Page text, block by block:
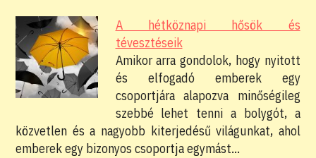
A hétköznapi hősök és
tévesztéseik
Amikor arra gondolok, hogy nyitott
és elfogadó emberek egy
csoportjára alapozva minőségileg
szebbé lehet tenni a bolygót, a
közvetlen és a nagyobb kiterjedésű világunkat, ahol
emberek egy bizonyos csoportja egymást…